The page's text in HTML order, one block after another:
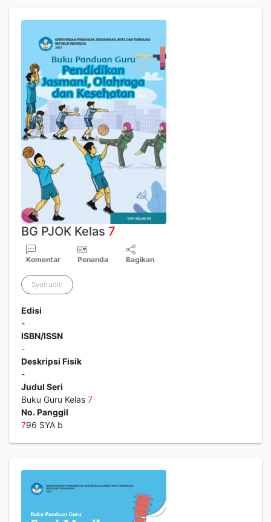
BG PJOK Kelas 7
Komentar Penanda Bagikan
Syafrudin
Edisi
-
ISBN/ISSN
-
Deskripsi Fisik
-
Judul Seri
Buku Guru Kelas 7
No. Panggil
796 SYA b